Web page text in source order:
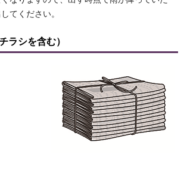
てください。
ラシを含む）